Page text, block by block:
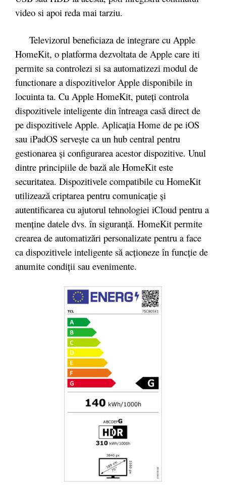
video si apoi reda mai tarziu.
Televizorul beneficiaza de integrare cu Apple
HomeKit, o platforma dezvoltata de Apple care iti
permite sa controlezi si sa automatizezi modul de
functionare a dispozitivelor Apple disponibile in
locuinta ta. Cu Apple HomeKit, puteți controla
dispozitivele inteligente din întreaga casă direct de
pe dispozitivele Apple. Aplicația Home de pe iOS
sau iPadOS servește ca un hub central pentru
gestionarea și configurarea acestor dispozitive. Unul
dintre principiile de bază ale HomeKit este
securitatea. Dispozitivele compatibile cu HomeKit
utilizează criptarea pentru comunicație și
autentificarea cu ajutorul tehnologiei iCloud pentru a
menține datele dvs. în siguranță. HomeKit permite
crearea de automatizări personalizate pentru a face
ca dispozitivele inteligente să acționeze în funcție de
anumite condiții sau evenimente.